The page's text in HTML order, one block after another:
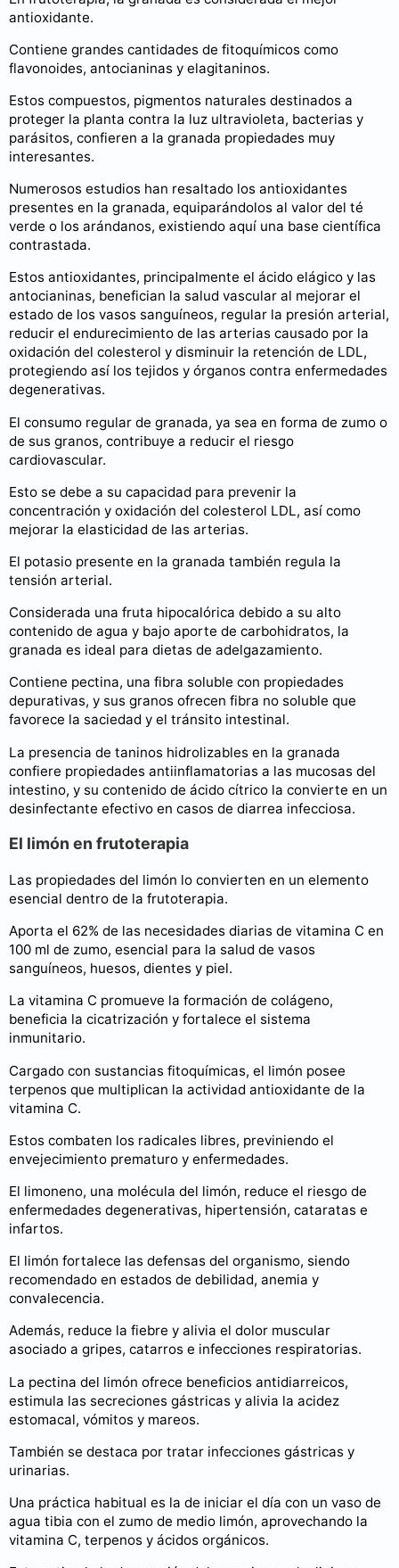
antioxidante.
Contiene grandes cantidades de fitoquímicos como
flavonoides, antocianinas y elagitaninos.
Estos compuestos, pigmentos naturales destinados a
proteger la planta contra la luz ultravioleta, bacterias y
parásitos, confieren a la granada propiedades muy
interesantes.
Numerosos estudios han resaltado los antioxidantes
presentes en la granada, equiparándolos al valor del té
verde o los arándanos, existiendo aquí una base científica
contrastada.
Estos antioxidantes, principalmente el ácido elágico y las
antocianinas, benefician la salud vascular al mejorar el
estado de los vasos sanguíneos, regular la presión arterial,
reducir el endurecimiento de las arterias causado por la
oxidación del colesterol y disminuir la retención de LDL,
protegiendo así los tejidos y órganos contra enfermedades
degenerativas.
El consumo regular de granada, ya sea en forma de zumo o
de sus granos, contribuye a reducir el riesgo
cardiovascular.
Esto se debe a su capacidad para prevenir la
concentración y oxidación del colesterol LDL, así como
mejorar la elasticidad de las arterias.
El potasio presente en la granada también regula la
tensión arterial.
Considerada una fruta hipocalórica debido a su alto
contenido de agua y bajo aporte de carbohidratos, la
granada es ideal para dietas de adelgazamiento.
Contiene pectina, una fibra soluble con propiedades
depurativas, y sus granos ofrecen fibra no soluble que
favorece la saciedad y el tránsito intestinal.
La presencia de taninos hidrolizables en la granada
confiere propiedades antiinflamatorias a las mucosas del
intestino, y su contenido de ácido cítrico la convierte en un
desinfectante efectivo en casos de diarrea infecciosa.
El limón en frutoterapia
Las propiedades del limón lo convierten en un elemento
esencial dentro de la frutoterapia.
Aporta el 62% de las necesidades diarias de vitamina C en
100 ml de zumo, esencial para la salud de vasos
sanguíneos, huesos, dientes y piel.
La vitamina C promueve la formación de colágeno,
beneficia la cicatrización y fortalece el sistema
inmunitario.
Cargado con sustancias fitoquímicas, el limón posee
terpenos que multiplican la actividad antioxidante de la
vitamina C.
Estos combaten los radicales libres, previniendo el
envejecimiento prematuro y enfermedades.
El limoneno, una molécula del limón, reduce el riesgo de
enfermedades degenerativas, hipertensión, cataratas e
infartos.
El limón fortalece las defensas del organismo, siendo
recomendado en estados de debilidad, anemia y
convalecencia.
Además, reduce la fiebre y alivia el dolor muscular
asociado a gripes, catarros e infecciones respiratorias.
La pectina del limón ofrece beneficios antidiarreicos,
estimula las secreciones gástricas y alivia la acidez
estomacal, vómitos y mareos.
También se destaca por tratar infecciones gástricas y
urinarias.
Una práctica habitual es la de iniciar el día con un vaso de
agua tibia con el zumo de medio limón, aprovechando la
vitamina C, terpenos y ácidos orgánicos.